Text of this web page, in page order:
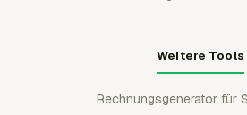
Weitere Tools
Rechnungsgenerator für